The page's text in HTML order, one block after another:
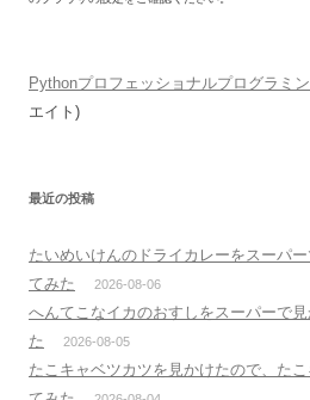
Pythonプロフェッショナルプログラミ
エイト)
最近の投稿
たいめいけんのドライカレーをスーパ
てみた
2026-08-06
へんてこなイカのおすしをスーパーで
た
2026-08-05
たこキャベツカツを見かけたので、た